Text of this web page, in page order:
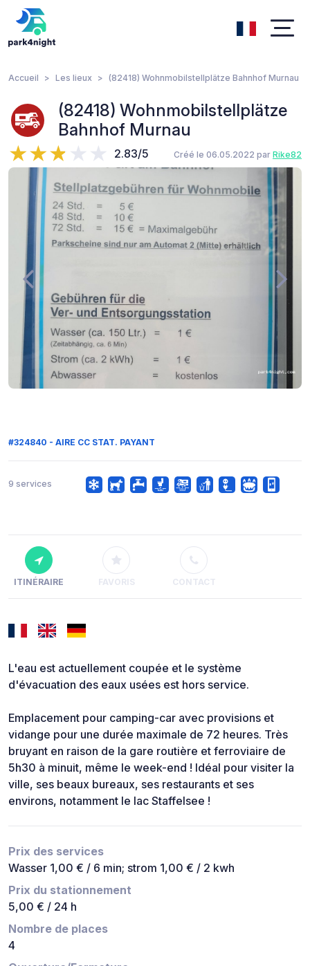
Accueil Les lieux (82418) Wohnmobilstellplätze Bahnhof Murnau
(82418) Wohnmobilstellplätze
Bahnhof Murnau
2.83/5 Créé le 06.05.2022 par Rike82
#324840 - AIRE CC STAT. PAYANT
9 services
ITINÉRAIRE FAVORIS CONTACT
L'eau est actuellement coupée et le système
d'évacuation des eaux usées est hors service.
Emplacement pour camping-car avec provisions et
vidange pour une durée maximale de 72 heures. Très
bruyant en raison de la gare routière et ferroviaire de
5h30 à minuit, même le week-end ! Idéal pour visiter la
ville, ses beaux bureaux, ses restaurants et ses
environs, notamment le lac Staffelsee !
Prix des services
Wasser 1,00 € / 6 min; strom 1,00 € / 2 kwh
Prix du stationnement
5,00 € / 24 h
Nombre de places
4